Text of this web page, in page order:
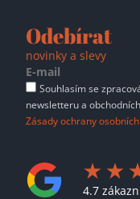
Odebírat
novinky a slevy
Souhlasím se
newsletteru a
Zásady ochrany
4.7